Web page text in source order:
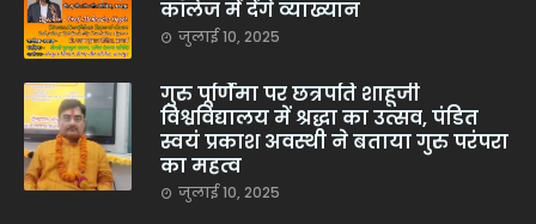
कॉलेज में देंगे व्याख्यान
जुलाई 10, 2025
गुरु पूर्णिमा पर छत्रपति शाहूजी
विश्वविद्यालय में श्रद्धा का उत्सव, पंडित
स्वयं प्रकाश अवस्थी ने बताया गुरु परंपरा
का महत्व
जुलाई 10, 2025